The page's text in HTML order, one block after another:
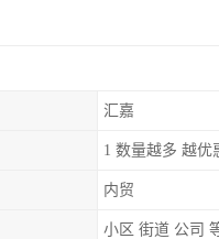
汇嘉
1 数量越多 越优
内贸
小区 街道 公司